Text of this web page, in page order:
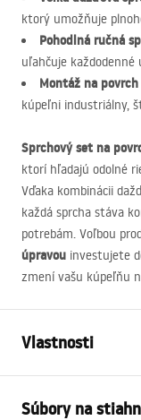
ktorý umožňuje
Pohodlná ručná
uľahčuje
Montáž na povrch
kúpeľni industriálny,
Sprchový set na
ktorí hľadajú odolné
Vďaka kombinácii
každá sprcha stáva
potrebám. Voľbou
úpravou investujete
zmení vašu kúpeľňu
Vlastnosti
Súbory na